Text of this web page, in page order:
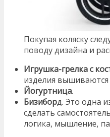
Покупая коляску
поводу дизайна и
Игрушка-грелка с
изделия
Йогуртница.
Бизиборд. Это одна
сделать
логика, мышление,